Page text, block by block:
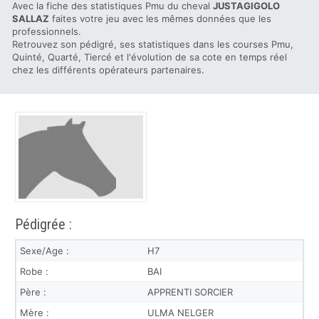
Avec la fiche des statistiques Pmu du cheval JUSTAGIGOLO
SALLAZ faites votre jeu avec les mêmes données que les
professionnels.
Retrouvez son pédigré, ses statistiques dans les courses Pmu,
Quinté, Quarté, Tiercé et l'évolution de sa cote en temps réel
chez les différents opérateurs partenaires.
Pédigrée :
Sexe/Age :
H7
Robe :
BAI
Père :
APPRENTI SORCIER
Mère :
ULMA NELGER